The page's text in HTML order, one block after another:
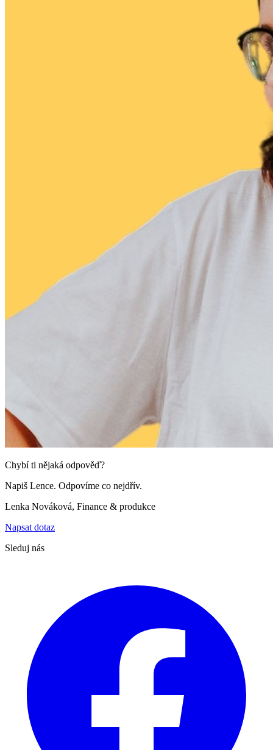
Chybí ti nějaká odpověď?
Napiš Lence. Odpovíme co nejdřív.
Lenka Nováková, Finance & produkce
Napsat dotaz
Sleduj nás